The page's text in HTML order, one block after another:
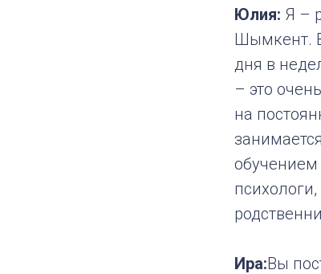
Юлия: Я –
Шымкент.
дня в
– это
на
обучением
Ира:Вы